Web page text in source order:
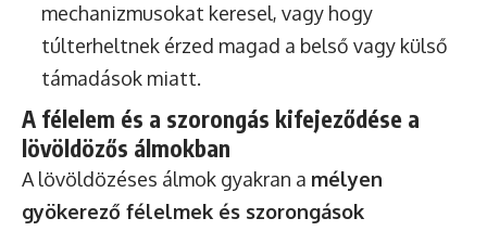
mechanizmusokat keresel, vagy hogy
túlterheltnek érzed magad a belső vagy külső
támadások miatt.
A félelem és a szorongás kifejeződése a
lövöldözős álmokban
A lövöldözéses álmok gyakran a mélyen
gyökerező félelmek és szorongások